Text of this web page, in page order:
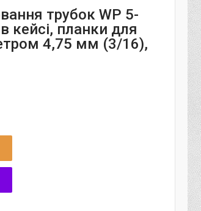
трубок WP 5-
кейсі, планки для
4,75 мм (3/16),